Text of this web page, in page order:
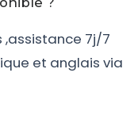
,assistance 7j/7
et anglais via